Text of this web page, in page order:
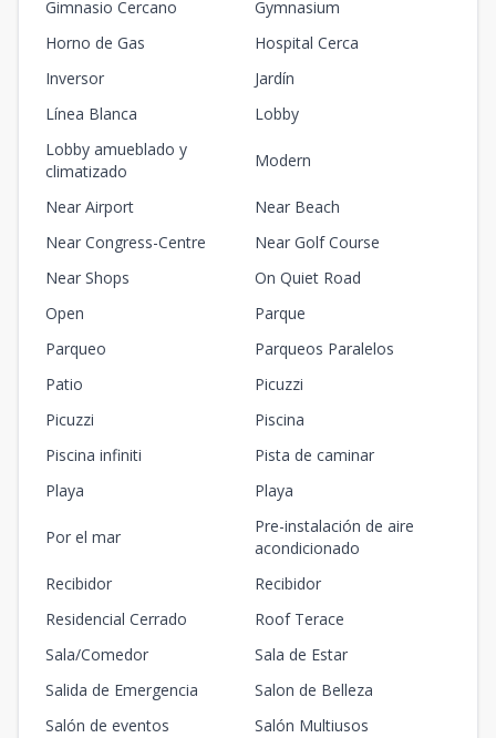
Gimnasio Cercano
Gymnasium
Horno de Gas
Hospital Cerca
Inversor
Jardín
Línea Blanca
Lobby
Lobby amueblado y
climatizado
Modern
Near Airport
Near Beach
Near Congress-Centre
Near Golf Course
Near Shops
On Quiet Road
Open
Parque
Parqueo
Parqueos Paralelos
Patio
Picuzzi
Picuzzi
Piscina
Piscina infiniti
Pista de caminar
Playa
Playa
Por el mar
Pre-instalación de aire
acondicionado
Recibidor
Recibidor
Residencial Cerrado
Roof Terace
Sala/Comedor
Sala de Estar
Salida de Emergencia
Salon de Belleza
Salón de eventos
Salón Multiusos